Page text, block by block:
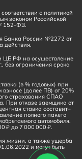
с политикой
законом Российской
152-ФЗ.
Банка России №2272 от
действия.
ЦБ РФ на осуществление
без ограничения срока
(в % годовых) при
(далее ПВ) от 20%
страхования СПАО
При отказе заемщика от
ставка составит–
полного пакета
автомобиля.
₽ до 7 000 000 ₽.
жизни, а также ущерба
и могут быть